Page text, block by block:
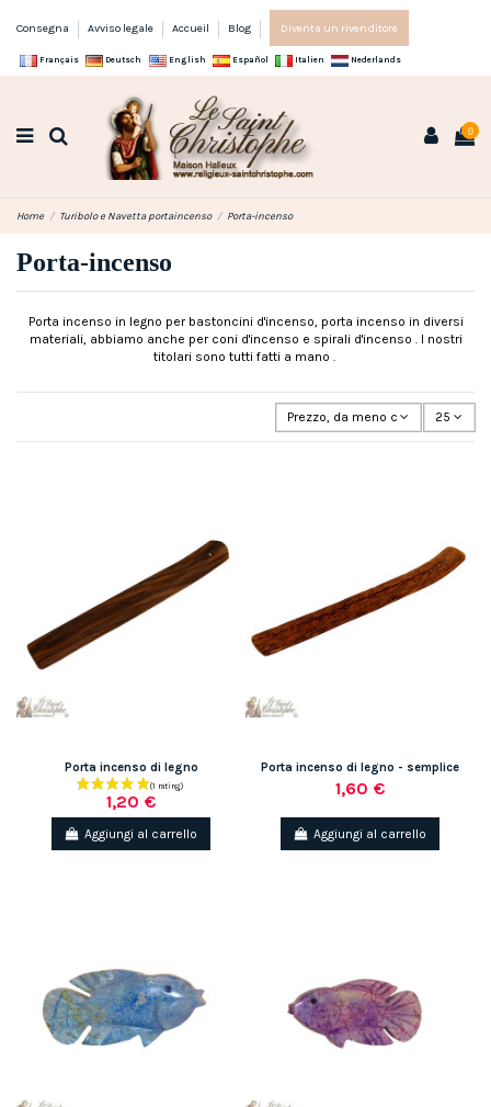
Consegna Avviso legale Accueil Blog Diventa un rivenditore
Français Deutsch English Español Italien Nederlands
0
Home Turibolo e Navetta portaincenso Porta-incenso
Porta-incenso
Porta incenso in legno per bastoncini d'incenso, porta incenso in diversi
materiali, abbiamo anche per coni d'incenso e spirali d'incenso . I nostri
titolari sono tutti fatti a mano .
Prezzo, da meno caro a più caro
25
Porta incenso di legno
1,20 €
Aggiungi al carrello
Porta incenso di legno - semplice
1,60 €
Aggiungi al carrello